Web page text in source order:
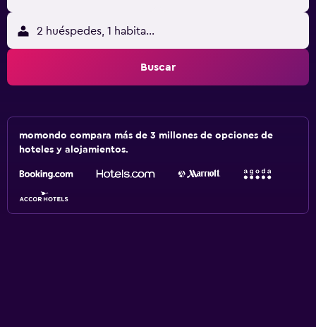
2 huéspedes, 1 habitación
Buscar
momondo compara más de 3 millones de opciones de
hoteles y alojamientos.